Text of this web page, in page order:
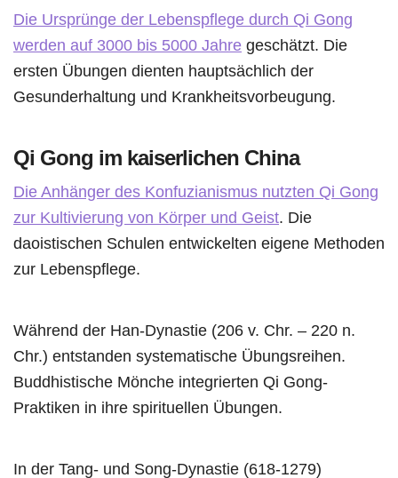
Die Ursprünge der Lebenspflege durch Qi Gong
werden auf 3000 bis 5000 Jahre geschätzt. Die
ersten Übungen dienten hauptsächlich der
Gesunderhaltung und Krankheitsvorbeugung.
Qi Gong im kaiserlichen China
Die Anhänger des Konfuzianismus nutzten Qi Gong
zur Kultivierung von Körper und Geist. Die
daoistischen Schulen entwickelten eigene Methoden
zur Lebenspflege.
Während der Han-Dynastie (206 v. Chr. – 220 n.
Chr.) entstanden systematische Übungsreihen.
Buddhistische Mönche integrierten Qi Gong-
Praktiken in ihre spirituellen Übungen.
In der Tang- und Song-Dynastie (618-1279)